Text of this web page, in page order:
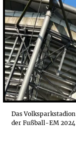
FERID, 45:
Das
der Fußball-EM